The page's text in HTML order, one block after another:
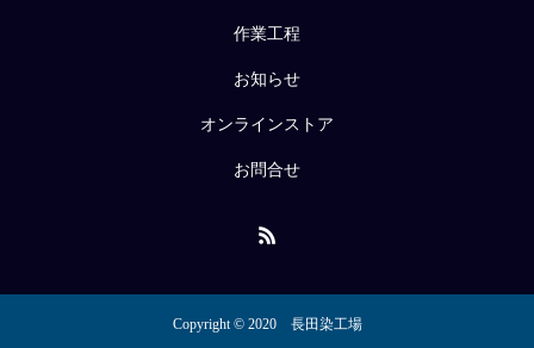
作業工程
お知らせ
オンラインストア
お問合せ
Copyright © 2020 長田染工場